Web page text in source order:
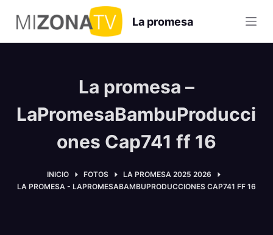
S
a
l
La promesa
La promesa –
LaPromesaBambuProducci
ones Cap741 ff 16
INICIO FOTOS
LA PROMESA 2025 2026
LA PROMESA - LAPROMESABAMBUPRODUCCIONES CAP741 FF 16